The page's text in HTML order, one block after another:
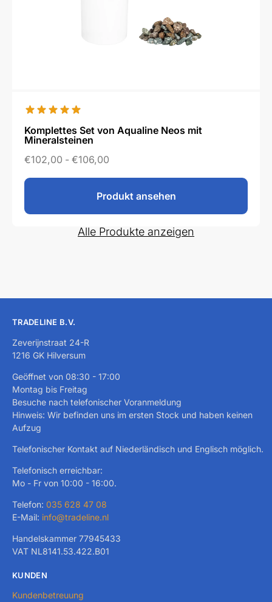
Komplettes Set von Aqualine Neos mit
Mineralsteinen
€102,00 - €106,00
Produkt ansehen
Alle Produkte anzeigen
TRADELINE B.V.
Zeverijnstraat 24-R
1216 GK Hilversum
Geöffnet von 08:30 - 17:00
Montag bis Freitag
Besuche nach telefonischer Voranmeldung
Hinweis: Wir befinden uns im ersten Stock und haben keinen
Aufzug
Telefonischer Kontakt auf Niederländisch und Englisch möglich.
Telefonisch erreichbar:
Mo - Fr von 10:00 - 16:00.
Telefon: 035 628 47 08
E-Mail: info@tradeline.nl
Handelskammer 77945433
VAT NL8141.53.422.B01
KUNDEN
Kundenbetreuung